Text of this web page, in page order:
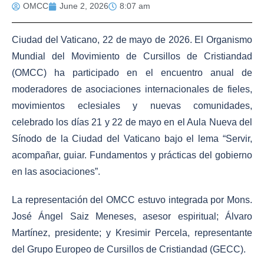
OMCC June 2, 2026 8:07 am
Ciudad del Vaticano, 22 de mayo de 2026. El Organismo
Mundial del Movimiento de Cursillos de Cristiandad
(OMCC) ha participado en el encuentro anual de
moderadores de asociaciones internacionales de fieles,
movimientos eclesiales y nuevas comunidades,
celebrado los días 21 y 22 de mayo en el Aula Nueva del
Sínodo de la Ciudad del Vaticano bajo el lema “Servir,
acompañar, guiar. Fundamentos y prácticas del gobierno
en las asociaciones”.
La representación del OMCC estuvo integrada por Mons.
José Ángel Saiz Meneses, asesor espiritual; Álvaro
Martínez, presidente; y Kresimir Percela, representante
del Grupo Europeo de Cursillos de Cristiandad (GECC).